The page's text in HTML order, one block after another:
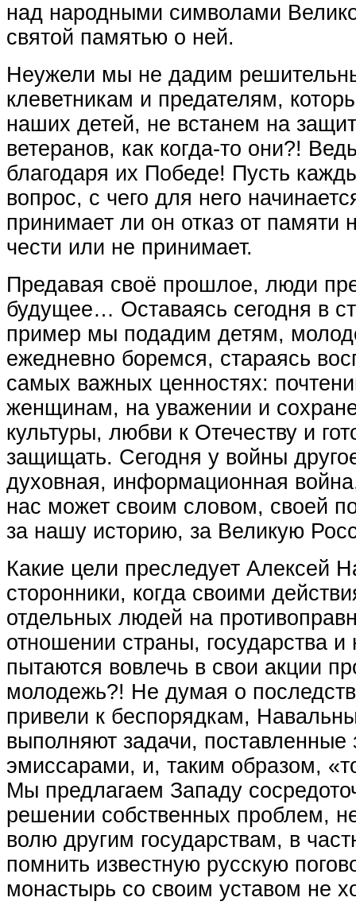
над народными символами
святой памятью о ней.
Неужели мы не дадим
клеветникам и предателям,
наших детей, не встанем на
ветеранов, как когда-то они?!
благодаря их Победе! Пусть
вопрос, с чего для него
принимает ли он отказ от памяти
чести или не принимает.
Предавая своё прошлое, люди
будущее… Оставаясь сегодня в
пример мы подадим детям,
ежедневно боремся, стараясь
самых важных ценностях:
женщинам, на уважении и
культуры, любви к Отечеству и
защищать. Сегодня у войны
духовная, информационная
нас может своим словом, своей
за нашу историю, за Великую
Какие цели преследует Алексей
сторонники, когда своими
отдельных людей на
отношении страны, государства и
пытаются вовлечь в свои акции
молодежь?! Не думая о
привели к беспорядкам,
выполняют задачи,
эмиссарами, и, таким образом,
Мы предлагаем Западу
решении собственных проблем,
волю другим государствам, в
помнить известную русскую
монастырь со своим уставом не